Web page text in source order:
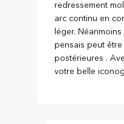
redressement
arc continu en
léger.
pensais peut être
postérieures .
votre belle